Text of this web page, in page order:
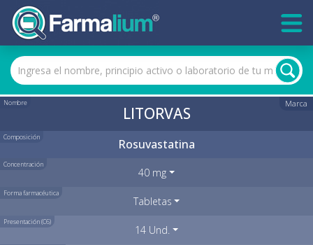
Nombre Marca
LITORVAS
Composición Rosuvastatina
Concentración
40 mg
Forma farmacéutica
Tabletas
Presentación (C6)
14 Und.